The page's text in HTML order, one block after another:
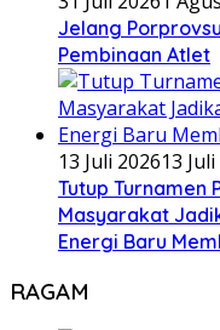
Jelang
Pembinaan Atlet
13 Juli 202613
Tutup Turnamen
Masyarakat
Energi Baru
RAGAM